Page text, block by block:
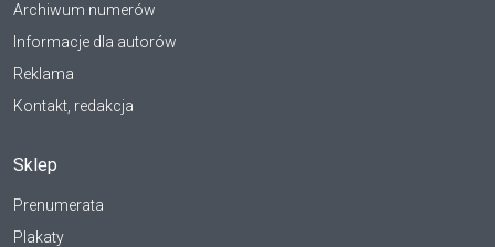
Archiwum numerów
Informacje dla autorów
Reklama
Kontakt, redakcja
Sklep
Prenumerata
Plakaty